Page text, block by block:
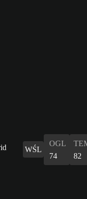
WŚL
OGL
74
82